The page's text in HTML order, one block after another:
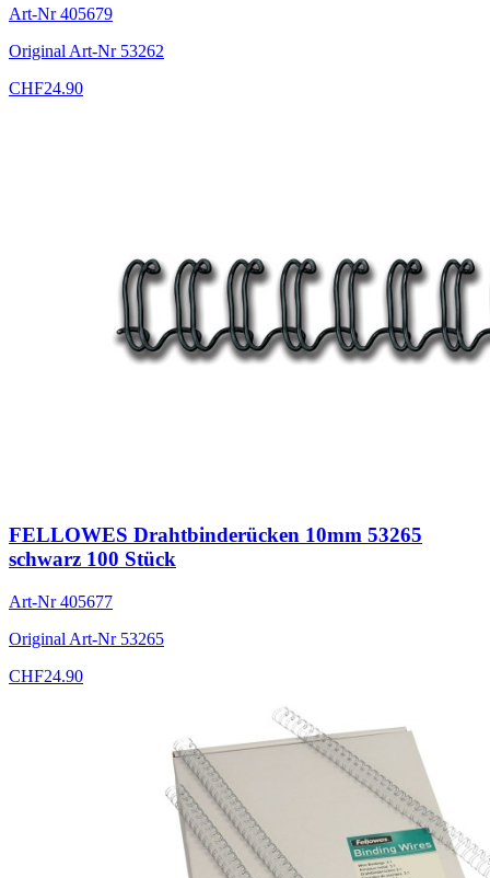
Art-Nr405679
Original Art-Nr 53262
CHF24.90
FELLOWES Drahtbinderücken 10mm 53265
schwarz 100 Stück
Art-Nr405677
Original Art-Nr 53265
CHF24.90